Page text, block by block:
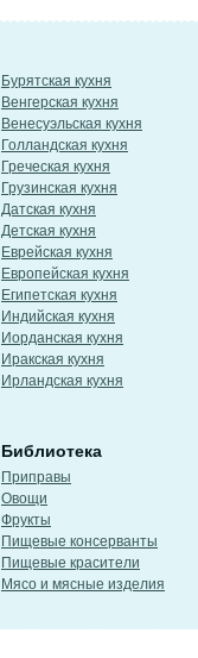
Бурятская кухня
Венгерская кухня
Венесуэльская кухня
Голландская кухня
Греческая кухня
Грузинская кухня
Датская кухня
Детская кухня
Еврейская кухня
Европейская кухня
Египетская кухня
Индийская кухня
Иорданская кухня
Иракская кухня
Ирландская кухня
Библиотека
Приправы
Овощи
Фрукты
Пищевые консерванты
Пищевые красители
Мясо и мясные изделия